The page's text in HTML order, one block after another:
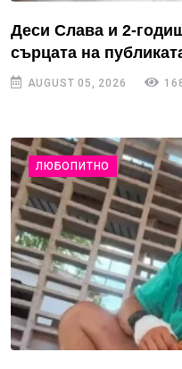
Деси Слава и 2-
сърцата на
AUGUST 05, 2026
ЛЮБОПИТНО